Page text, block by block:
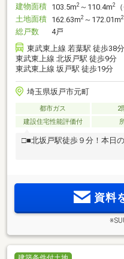
建物面積 103.5m2 ～110.4m2
土地面積 162.63m2 ～172.01m2
総戸数
4戸
東武東上線 若葉駅 徒歩38分
東武東上線 北坂戸駅 徒歩9分
東武東上線 坂戸駅 徒歩19分
埼玉県坂戸市元町
都市ガス 2
建設住宅性能評価付
□■北坂戸駅徒歩９分！本日
資料